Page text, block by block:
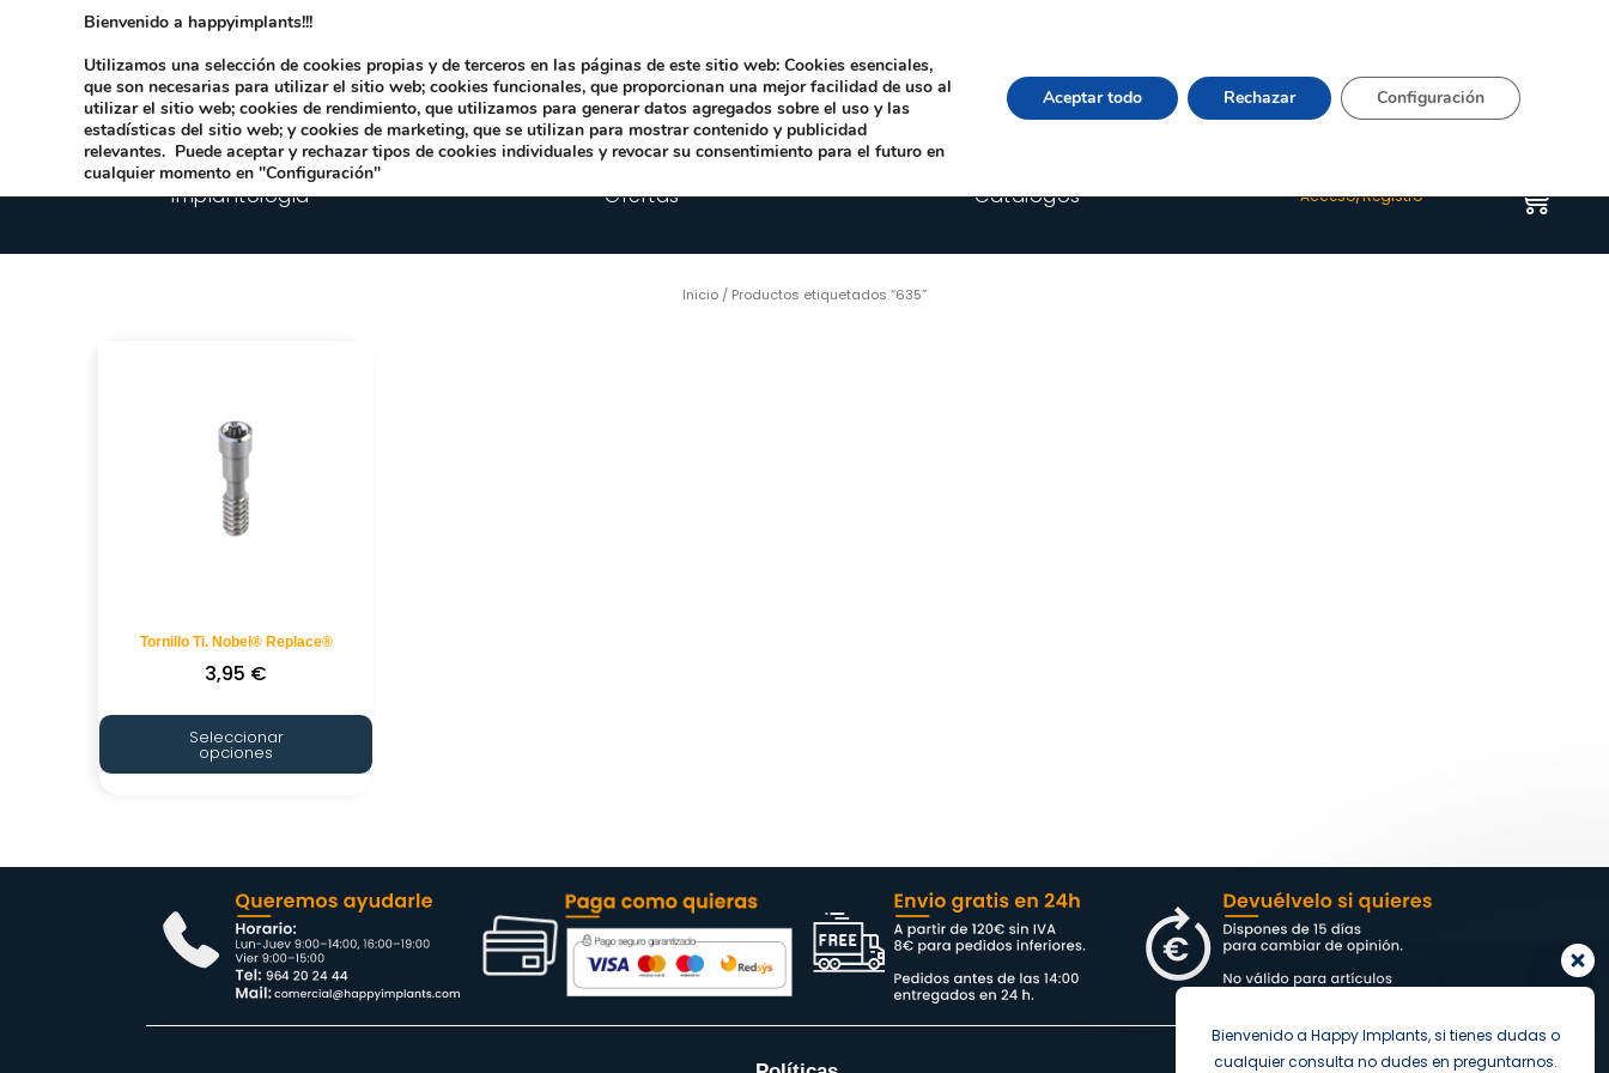
Dirección:
Quienes somos Happyblog Contacto
Implantologia Ofertas Catálogos Acceso/Registro
Inicio / Productos etiquetados “635”
Tornillo Ti. Nobel® Replace®
3,95 €
Seleccionar
opciones
Bienvenido a happyimplants!!!
Utilizamos una selección de cookies propias y de terceros en las páginas de este sitio web: Cookies esenciales,
que son necesarias para utilizar el sitio web; cookies funcionales, que proporcionan una mejor facilidad de uso al
utilizar el sitio web; cookies de rendimiento, que utilizamos para generar datos agregados sobre el uso y las
estadísticas del sitio web; y cookies de marketing, que se utilizan para mostrar contenido y publicidad
relevantes. Puede aceptar y rechazar tipos de cookies individuales y revocar su consentimiento para el futuro en
cualquier momento en "Configuración"
Aceptar todo Rechazar Configuración
Bienvenido a Happy Implants, si tienes dudas o
cualquier consulta no dudes en preguntarnos.
Pedidos y Envios